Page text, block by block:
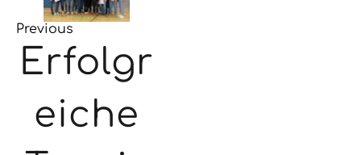
Previous
Erfolgr
eiche